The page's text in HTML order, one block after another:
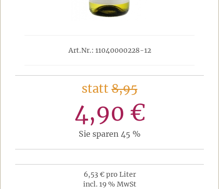
Art.Nr.: 11040000228-12
statt8,95
4,90 €
Sie sparen 45 %
6,53 € pro Liter
incl. 19 % MwSt